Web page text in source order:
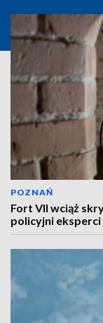
POZNAŃ
Fort VII wciąż
policyjni eksperci